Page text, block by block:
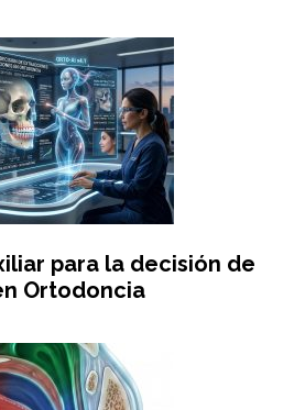
para la decisión de
Ortodoncia